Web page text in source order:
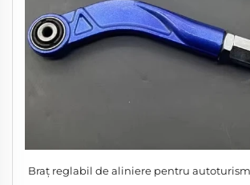
Braț reglabil de aliniere pentru